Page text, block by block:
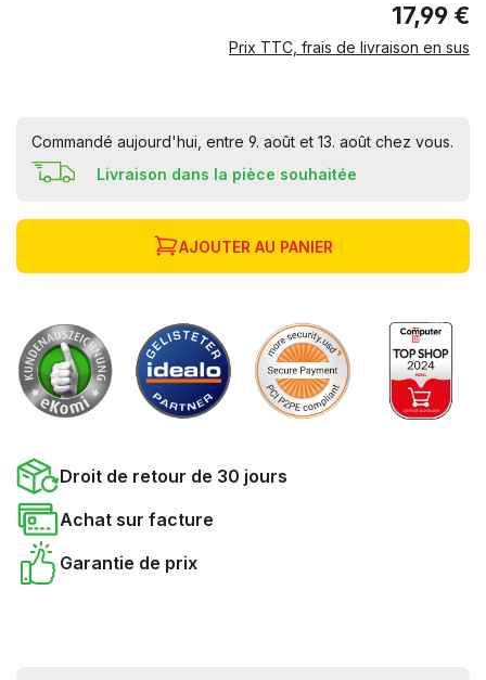
17,99 €
Prix TTC, frais de livraison en sus
Commandé aujourd'hui, entre 9. août et 13. août chez vous.
Livraison dans la pièce souhaitée
AJOUTER AU PANIER
Droit de retour de 30 jours
Achat sur facture
Garantie de prix